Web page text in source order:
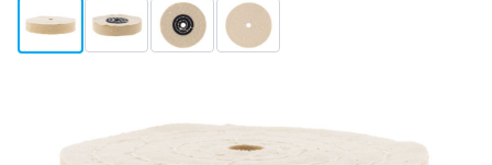
View larger imageView larger imageView larger imageView larger image
CROP Baumwoll Polierscheibe 100 mm